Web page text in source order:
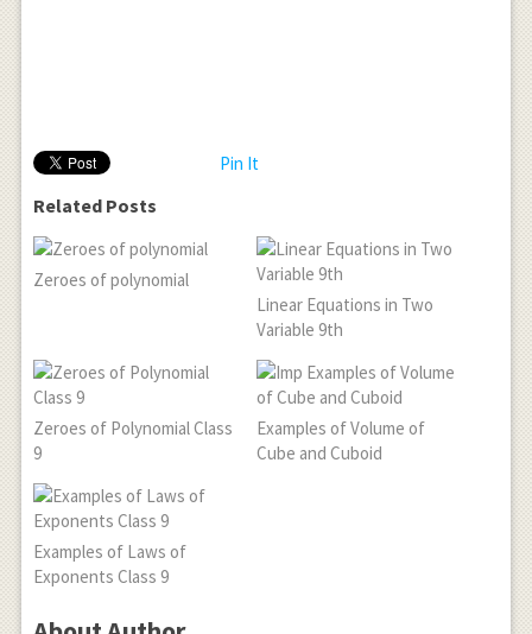
Pin It
Related Posts
Zeroes of polynomial
Linear Equations in Two
Variable 9th
Zeroes of Polynomial Class
9
Examples of Volume of
Cube and Cuboid
Examples of Laws of
Exponents Class 9